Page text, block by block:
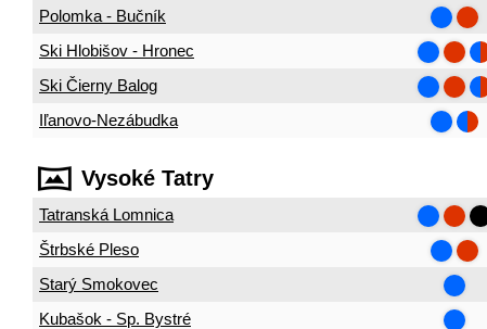
Polomka - Bučník
Ski Hlobišov - Hronec
Ski Čierny Balog
Iľanovo-Nezábudka
Vysoké Tatry
Tatranská Lomnica
Štrbské Pleso
Starý Smokovec
Kubašok - Sp. Bystré